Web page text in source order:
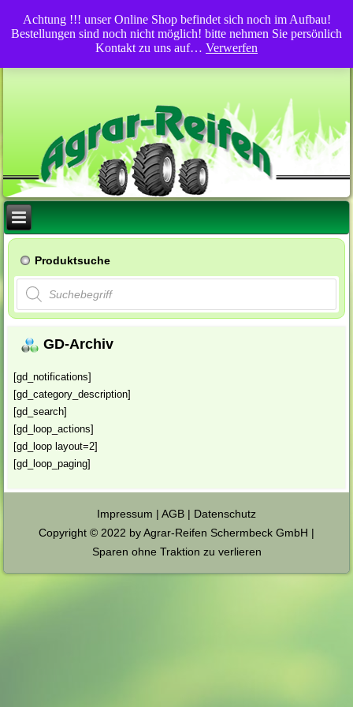
Produktsuche
Products
search
GD-Archiv
[gd_notifications]
[gd_category_description]
[gd_search]
[gd_loop_actions]
[gd_loop layout=2]
[gd_loop_paging]
Impressum | AGB | Datenschutz
Copyright © 2022 by Agrar-Reifen Schermbeck GmbH |
Sparen ohne Traktion zu verlieren
Achtung !!! unser Online Shop befindet sich noch im Aufbau!
Bestellungen sind noch nicht möglich! bitte nehmen Sie persönlich
Kontakt zu uns auf… Verwerfen